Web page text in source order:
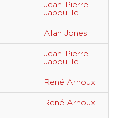
Jean-Pierre
Jabouille
Alan Jones
Jean-Pierre
Jabouille
René Arnoux
René Arnoux